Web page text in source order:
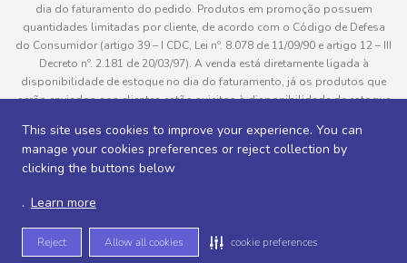
This site uses cookies to improve your experience. You can
manage your cookies preferences or reject collection by
clicking the buttons below
. Learn more
Reject Allow all cookies cookie preferences
dia do faturamento do pedido. Produtos em promoção possuem
quantidades limitadas por cliente, de acordo com o Código de Defesa
do Consumidor (artigo 39 – I CDC, Lei nº. 8.078 de 11/09/90 e artigo 12 – III
Decreto nº. 2.181 de 20/03/97). A venda está diretamente ligada à
disponibilidade de estoque no dia do faturamento, já os produtos que
serão enviados aos clientes estão sujeitos à disponibilidade de estoque
pedido do cliente, este não será entregue e o valor do item não será
cobrado. As fotos dos produtos no site são ilustrativas, podendo haver
divergência com o produto real e todos os pedidos estão sujeitos à
Desenvolvido por